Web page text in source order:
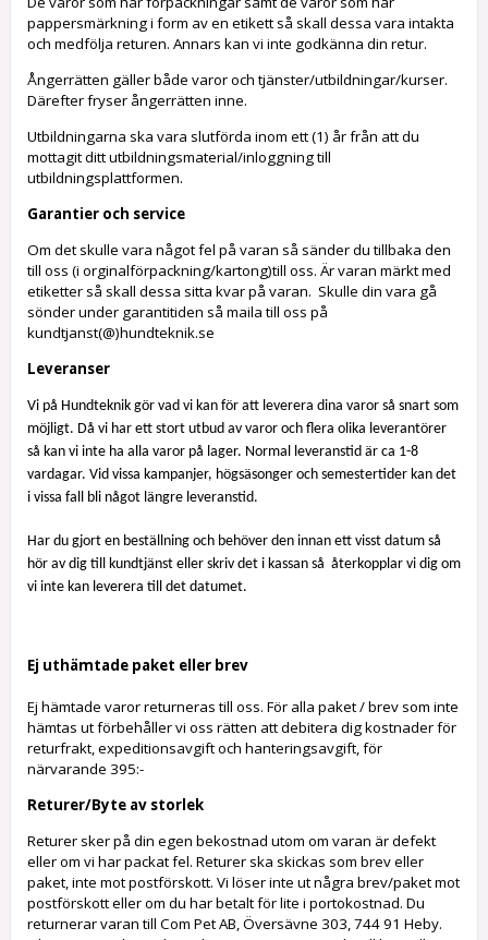
pappersmärkning i form av en etikett så skall dessa vara intakta
och medfölja returen. Annars kan vi inte godkänna din retur.
Ångerrätten gäller både varor och tjänster/utbildningar/kurser.
Därefter fryser ångerrätten inne.
Utbildningarna ska vara slutförda inom ett (1) år från att du
mottagit ditt utbildningsmaterial/inloggning till
utbildningsplattformen.
Garantier och service
Om det skulle vara något fel på varan så sänder du tillbaka den
till oss (i orginalförpackning/kartong)till oss. Är varan märkt med
etiketter så skall dessa sitta kvar på varan. Skulle din vara gå
sönder under garantitiden så maila till oss på
kundtjanst(@)hundteknik.se
Leveranser
Vi på Hundteknik gör vad vi kan för att leverera dina varor så snart som
möjligt. Då vi har ett stort utbud av varor och flera olika leverantörer
så kan vi inte ha alla varor på lager. Normal leveranstid är ca 1-8
vardagar. Vid vissa kampanjer, högsäsonger och semestertider kan det
i vissa fall bli något längre leveranstid.
Har du gjort en beställning och behöver den innan ett visst datum så
hör av dig till kundtjänst eller skriv det i kassan så återkopplar vi dig om
vi inte kan leverera till det datumet.
Ej uthämtade paket eller brev
Ej hämtade varor returneras till oss. För alla paket / brev som inte
hämtas ut förbehåller vi oss rätten att debitera dig kostnader för
returfrakt, expeditionsavgift och hanteringsavgift, för
närvarande 395:-
Returer/Byte av storlek
Returer sker på din egen bekostnad utom om varan är defekt
eller om vi har packat fel. Returer ska skickas som brev eller
paket, inte mot postförskott. Vi löser inte ut några brev/paket mot
postförskott eller om du har betalt för lite i portokostnad. Du
returnerar varan till Com Pet AB, Översävne 303, 744 91 Heby.